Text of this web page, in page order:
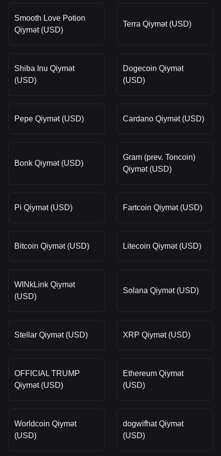
Smooth Love Potion
Qiymət (USD)
Terra Qiymət (USD)
Shiba Inu Qiymət
(USD)
Dogecoin Qiymət
(USD)
Pepe Qiymət (USD) Cardano Qiymət (USD)
Bonk Qiymət (USD)
Gram (prev. Toncoin)
Qiymət (USD)
Pi Qiymət (USD) Fartcoin Qiymət (USD)
Bitcoin Qiymət (USD) Litecoin Qiymət (USD)
WINkLink Qiymət
(USD)
Solana Qiymət (USD)
Stellar Qiymət (USD) XRP Qiymət (USD)
OFFICIAL TRUMP
Qiymət (USD)
Ethereum Qiymət
(USD)
Worldcoin Qiymət
(USD)
dogwifhat Qiymət
(USD)